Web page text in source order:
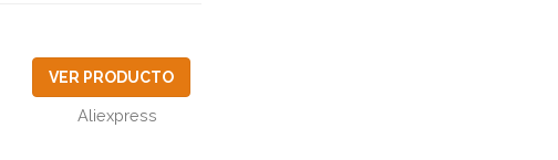
VER PRODUCTO
Aliexpress